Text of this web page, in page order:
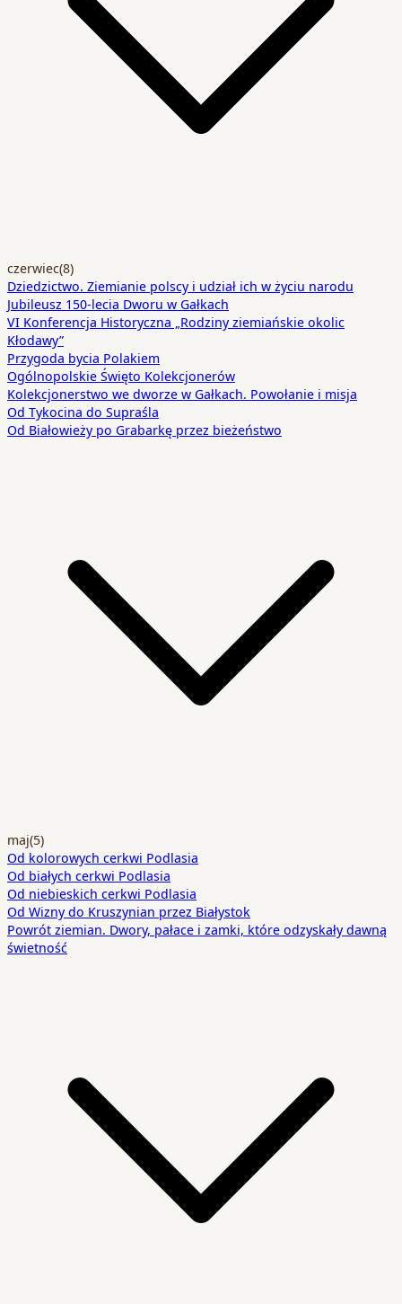
czerwiec(8)
Dziedzictwo. Ziemianie polscy i udział ich w życiu narodu
Jubileusz 150-lecia Dworu w Gałkach
VI Konferencja Historyczna „Rodziny ziemiańskie okolic
Kłodawy”
Przygoda bycia Polakiem
Ogólnopolskie Święto Kolekcjonerów
Kolekcjonerstwo we dworze w Gałkach. Powołanie i misja
Od Tykocina do Supraśla
Od Białowieży po Grabarkę przez bieżeństwo
maj(5)
Od kolorowych cerkwi Podlasia
Od białych cerkwi Podlasia
Od niebieskich cerkwi Podlasia
Od Wizny do Kruszynian przez Białystok
Powrót ziemian. Dwory, pałace i zamki, które odzyskały dawną
świetność